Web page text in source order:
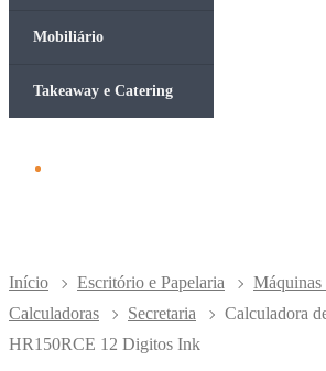
Mobiliário
Takeaway e Catering
Início Escritório e Papelaria
Máquinas
Calculadoras
Secretaria
Calculadora
HR150RCE 12 Digitos Ink